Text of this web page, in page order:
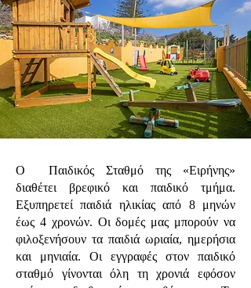
Ο Παιδικός Σταθμό της «Ειρήνης»
διαθέτει βρεφικό και παιδικό τμήμα.
Εξυπηρετεί παιδιά ηλικίας από 8 μηνών
έως 4 χρονών. Οι δομές μας μπορούν να
φιλοξενήσουν τα παιδιά ωριαία, ημερήσια
και μηνιαία. Οι εγγραφές στον παιδικό
σταθμό γίνονται όλη τη χρονιά εφόσον